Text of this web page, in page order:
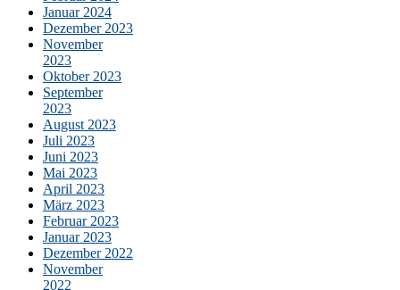
Januar 2024
Dezember 2023
November
2023
Oktober 2023
September
2023
August 2023
Juli 2023
Juni 2023
Mai 2023
April 2023
März 2023
Februar 2023
Januar 2023
Dezember 2022
November
2022